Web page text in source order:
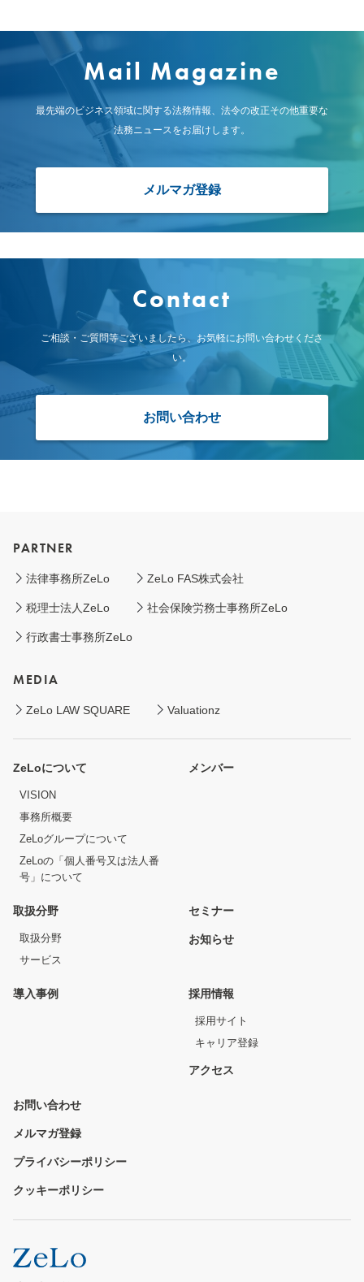
Mail Magazine
最先端のビジネス領域に関する法務情報、 法令の改正その他重要な
法務ニュースをお届けします。
メルマガ登録
Contact
ご相談・ご質問等ございましたら、お気軽にお問い合わせくださ
い。
お問い合わせ
PARTNER
法律事務所ZeLo ZeLo FAS株式会社
税理士法人ZeLo 社会保険労務士事務所ZeLo
行政書士事務所ZeLo
MEDIA
ZeLo LAW SQUARE Valuationz
ZeLoについて
VISION
事務所概要
ZeLoグループについて
ZeLoの「個人番号又は法人番
号」について
メンバー
取扱分野
取扱分野
サービス
セミナー
お知らせ
導入事例 採用情報
採用サイト
キャリア登録
アクセス
お問い合わせ
メルマガ登録
プライバシーポリシー
クッキーポリシー